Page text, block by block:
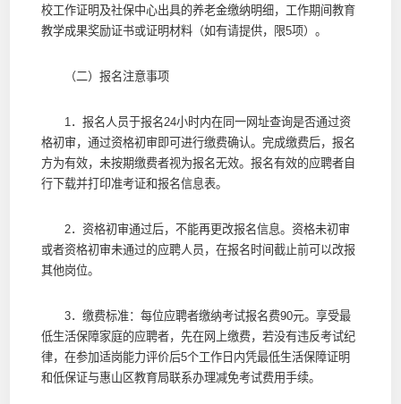
校工作证明及社保中心出具的养老金缴纳明细，工作期间教育
教学成果奖励证书或证明材料（如有请提供，限5项）。
（二）报名注意事项
1．报名人员于报名24小时内在同一网址查询是否通过资
格初审，通过资格初审即可进行缴费确认。完成缴费后，报名
方为有效，未按期缴费者视为报名无效。报名有效的应聘者自
行下载并打印准考证和报名信息表。
2．资格初审通过后，不能再更改报名信息。资格未初审
或者资格初审未通过的应聘人员，在报名时间截止前可以改报
其他岗位。
3．缴费标准：每位应聘者缴纳考试报名费90元。享受最
低生活保障家庭的应聘者，先在网上缴费，若没有违反考试纪
律，在参加适岗能力评价后5个工作日内凭最低生活保障证明
和低保证与惠山区教育局联系办理减免考试费用手续。